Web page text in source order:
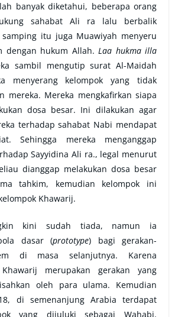
banyak diketahui, beberapa orang
sahabat Ali ra lalu berbalik
itu juga Muawiyah menyeru
dengan hukum Allah.Laa hukma illa
sambil mengutip surat Al-Maidah
menyerang kelompok yang tidak
mereka. Mereka mengkafirkan siapa
dosa besar. Ini dilakukan agar
terhadap sahabat Nabi mendapat
Sehingga mereka menganggap
Sayyidina Ali ra., legal menurut
dianggap melakukan dosa besar
tahkim, kemudian kelompok ini
Khawarij.
kini sudah tiada, namun ia
dasar (prototype) bagi gerakan-
di masa selanjutnya. Karena
merupakan gerakan yang
oleh para ulama. Kemudian
di semenanjung Arabia terdapat
yang dijuluki sebagai Wahabi.